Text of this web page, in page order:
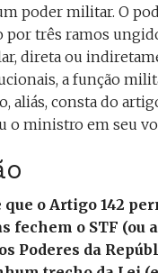
poder militar. O
três ramos
direta ou
a função
aliás, consta do
o ministro em seu
o Artigo 142
fechem o STF (ou
Poderes da